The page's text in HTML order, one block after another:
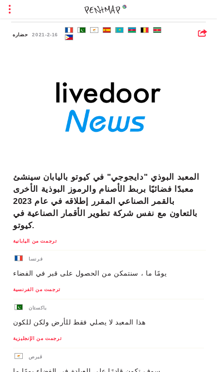
حضاره 2021-2-16
المعبد البوذي "دايجوجي" في كيوتو باليابان سينشئ
معبدًا فضائيًا بربط الأصنام والرموز البوذية الأخرى
بالقمر الصناعي المقرر إطلاقه في عام 2023
بالتعاون مع نفس شركة تطوير الأقمار الصناعية في
كيوتو.
ترجمت من اليابانية
فرنسا
يومًا ما ، سنتمكن من الحصول على قبر في الفضاء
ترجمت من الفرنسية
باكستان
هذا المعبد لا يصلي فقط للأرض ولكن للكون
ترجمت من الإنجليزية
قبرص